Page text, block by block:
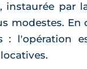
instaurée
modestes.
: l'opération